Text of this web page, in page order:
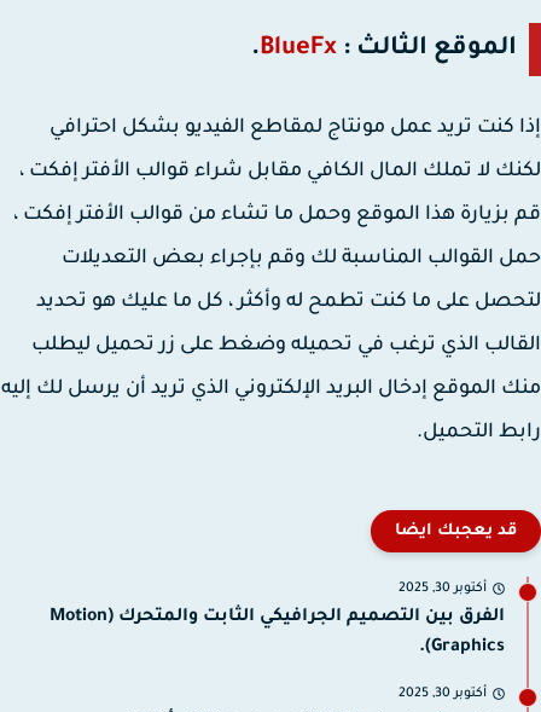
الموقع الثالث : BlueFx
.
كنت تريد عمل مونتاج لمقاطع الفيديو بشكل احترافي
لا تملك المال الكافي مقابل شراء قوالب الأفتر إفكت ،
بزيارة هذا الموقع وحمل ما تشاء من قوالب الأفتر إفكت ،
القوالب المناسبة لك وقم بإجراء بعض التعديلات
على ما كنت تطمح له وأكثر ، كل ما عليك هو تحديد
الذي ترغب في تحميله وضغط على زر تحميل ليطلب
الموقع إدخال البريد الإلكتروني الذي تريد أن يرسل لك إليه
التحميل.
قد يعجبك ايضا
أكتوبر 30, 2025
الفرق بين التصميم الجرافيكي الثابت والمتحرك (Motion
Graphics).
أكتوبر 30, 2025